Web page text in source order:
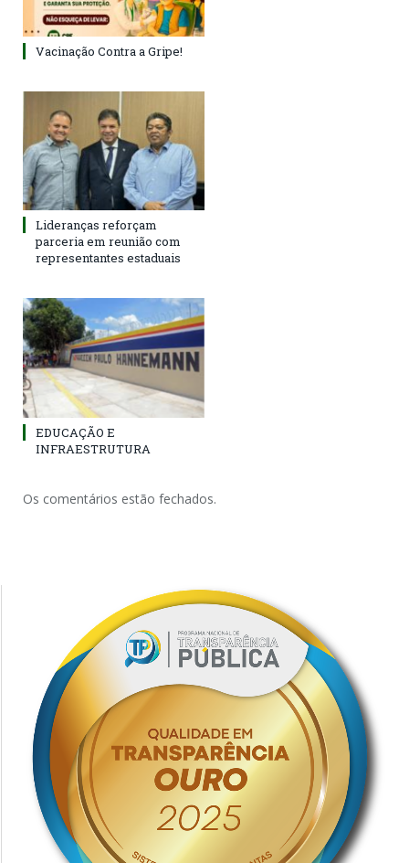
Vacinação Contra a Gripe!
Lideranças reforçam
parceria em reunião com
representantes estaduais
EDUCAÇÃO E
INFRAESTRUTURA
Os comentários estão fechados.